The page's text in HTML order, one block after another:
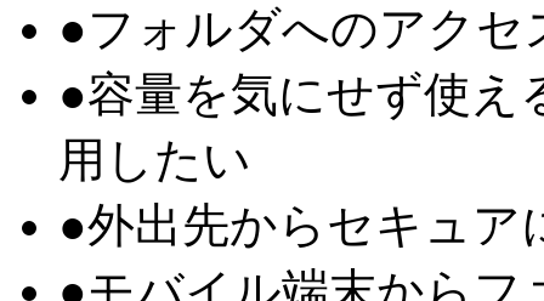
●フォルダへのアク
●容量を気にせず使え
用したい
●外出先からセキュア
●モバイル端末から